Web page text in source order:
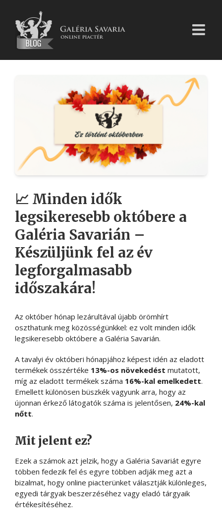
📈 Minden idők
legsikeresebb októbere a
Galéria Savarián –
Készüljünk fel az év
legforgalmasabb
időszakára!
Az október hónap lezárultával újabb örömhírt
oszthatunk meg közösségünkkel: ez volt minden idők
legsikeresebb októbere a Galéria Savarián.
A tavalyi év októberi hónapjához képest idén az eladott
termékek összértéke 13%-os növekedést mutatott,
míg az eladott termékek száma 16%-kal emelkedett.
Emellett különösen büszkék vagyunk arra, hogy az
újonnan érkező látogatók száma is jelentősen, 24%-kal
nőtt.
Mit jelent ez?
Ezek a számok azt jelzik, hogy a Galéria Savariát egyre
többen fedezik fel és egyre többen adják meg azt a
bizalmat, hogy online piacterünket választják különleges,
egyedi tárgyak beszerzéséhez vagy eladó tárgyaik
értékesítéséhez.